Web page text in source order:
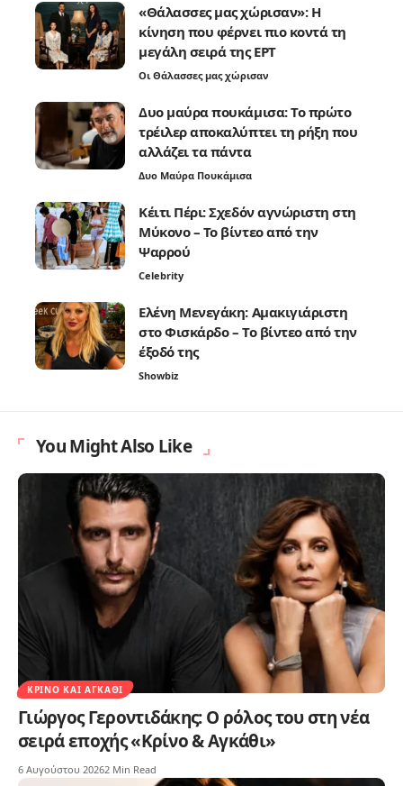
«Θάλασσες μας χώρισαν»: Η
κίνηση που φέρνει πιο κοντά τη
μεγάλη σειρά της ΕΡΤ
Οι Θάλασσες μας χώρισαν
Δυο μαύρα πουκάμισα: Το πρώτο
τρέιλερ αποκαλύπτει τη ρήξη που
αλλάζει τα πάντα
Δυο Μαύρα Πουκάμισα
Κέιτι Πέρι: Σχεδόν αγνώριστη στη
Μύκονο – Το βίντεο από την
Ψαρρού
Celebrity
Ελένη Μενεγάκη: Αμακιγιάριστη
στο Φισκάρδο – Το βίντεο από την
έξοδό της
Showbiz
You Might Also Like
ΚΡΊΝΟ ΚΑΙ ΑΓΚΆΘΙ
Γιώργος Γεροντιδάκης: Ο ρόλος του στη νέα
σειρά εποχής «Κρίνο & Αγκάθι»
6 Αυγούστου 20262 Min Read